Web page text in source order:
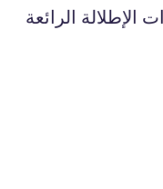
الرائعة